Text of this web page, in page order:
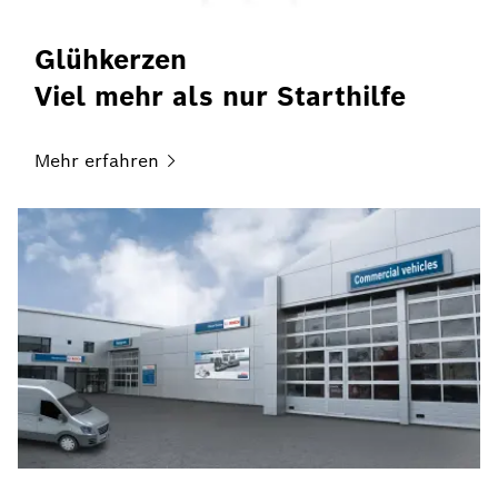
Glühkerzen
Viel mehr als nur Starthilfe
Mehr erfahren